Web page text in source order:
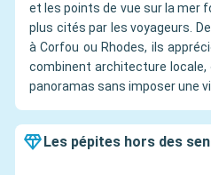
et les points de vue sur la mer
plus cités par les voyageurs.
à Corfou ou Rhodes, ils
combinent architecture
panoramas sans imposer une
Les pépites hors des